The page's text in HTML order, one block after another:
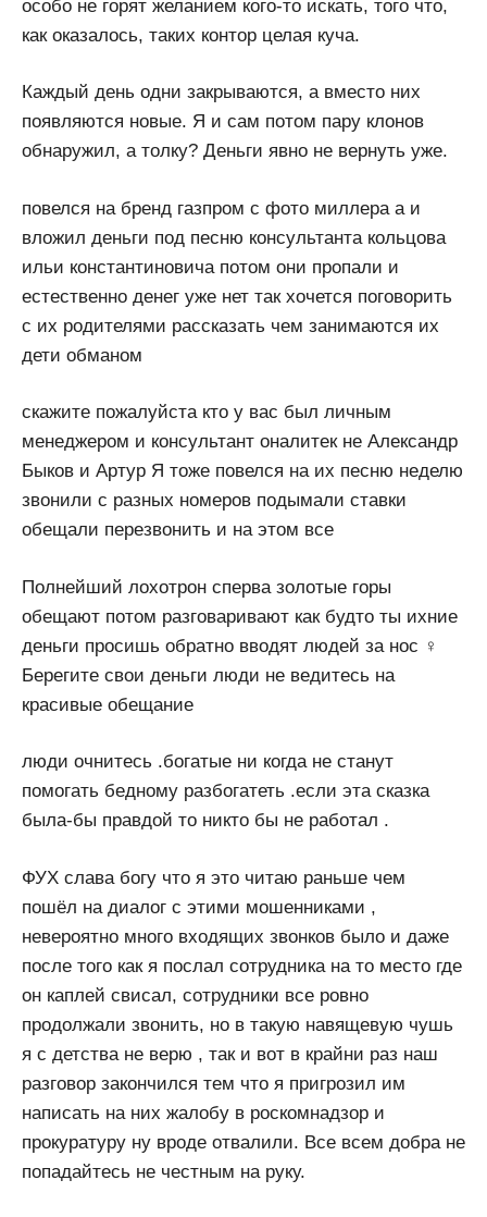
особо не горят желанием кого-то искать, того что,
как оказалось, таких контор целая куча.
Каждый день одни закрываются, а вместо них
появляются новые. Я и сам потом пару клонов
обнаружил, а толку? Деньги явно не вернуть уже.
повелся на бренд газпром с фото миллера а и
вложил деньги под песню консультанта кольцова
ильи константиновича потом они пропали и
естественно денег уже нет так хочется поговорить
с их родителями рассказать чем занимаются их
дети обманом
скажите пожалуйста кто у вас был личным
менеджером и консультант оналитек не Александр
Быков и Артур Я тоже повелся на их песню неделю
звонили с разных номеров подымали ставки
обещали перезвонить и на этом все
Полнейший лохотрон сперва золотые горы
обещают потом разговаривают как будто ты ихние
деньги просишь обратно вводят людей за нос ‍♀️
Берегите свои деньги люди не ведитесь на
красивые обещание
люди очнитесь .богатые ни когда не станут
помогать бедному разбогатеть .если эта сказка
была-бы правдой то никто бы не работал .
ФУХ слава богу что я это читаю раньше чем
пошёл на диалог с этими мошенниками ,
невероятно много входящих звонков было и даже
после того как я послал сотрудника на то место где
он каплей свисал, сотрудники все ровно
продолжали звонить, но в такую навящевую чушь
я с детства не верю , так и вот в крайни раз наш
разговор закончился тем что я пригрозил им
написать на них жалобу в роскомнадзор и
прокуратуру ну вроде отвалили. Все всем добра не
попадайтесь не честным на руку.